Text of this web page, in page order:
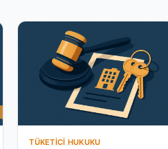
TÜKETICI HUKUKU